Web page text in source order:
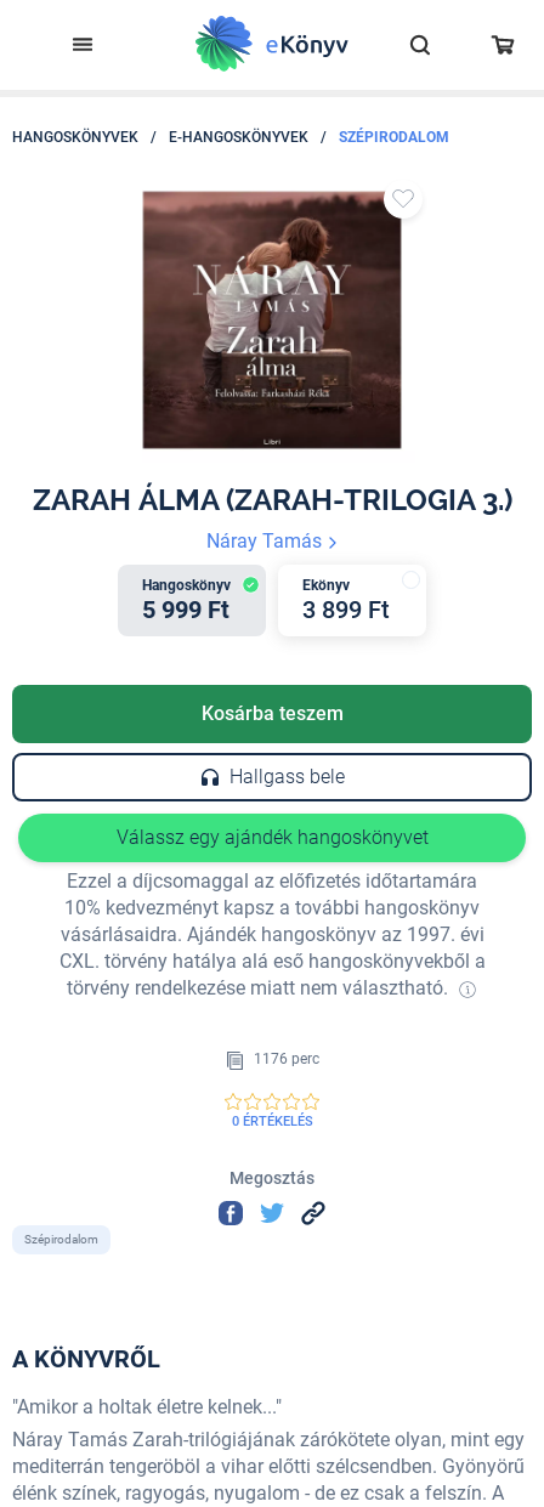
HANGOSKÖNYVEK / E-HANGOSKÖNYVEK / SZÉPIRODALOM
ZARAH ÁLMA (ZARAH-TRILOGIA 3.)
Náray Tamás
Hangoskönyv
5 999 Ft
Ekönyv
3 899 Ft
Kosárba teszem
Hallgass bele
Válassz egy ajándék hangoskönyvet
Ezzel a díjcsomaggal az előfizetés időtartamára
10% kedvezményt kapsz a további hangoskönyv
vásárlásaidra. Ajándék hangoskönyv az 1997. évi
CXL. törvény hatálya alá eső hangoskönyvekből a
törvény rendelkezése miatt nem választható.
1176 perc
0 ÉRTÉKELÉS
Megosztás
Szépirodalom
A KÖNYVRŐL
"Amikor a holtak életre kelnek..."
Náray Tamás Zarah-trilógiájának záró­kötete olyan, mint egy
mediterrán tengeröböl a vihar előtti szélcsendben. Gyönyörű
élénk szí­nek, ragyogás, nyugalom - de ez csak a felszín. A